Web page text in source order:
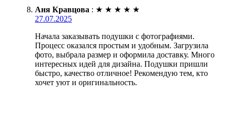
Аня Кравцова : ★ ★ ★ ★ ★
27.07.2025
Начала заказывать подушки с фотографиями.
Процесс оказался простым и удобным. Загрузила
фото, выбрала размер и оформила доставку. Много
интересных идей для дизайна. Подушки пришли
быстро, качество отличное! Рекомендую тем, кто
хочет уют и оригинальность.